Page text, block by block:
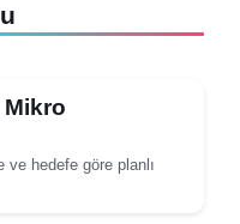
Mikro
ve hedefe göre planlı